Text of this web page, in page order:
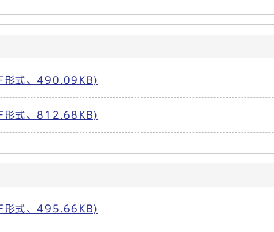
形式、490.09KB)
形式、812.68KB)
形式、495.66KB)